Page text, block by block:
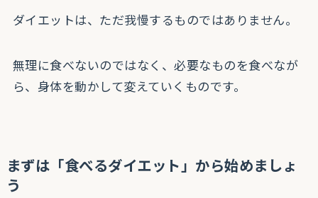
ダイエットは、ただ我慢するものではありません。
無理に食べないのではなく、必要なものを食べなが
ら、身体を動かして変えていくものです。
まずは「食べるダイエット」から始めましょ
う